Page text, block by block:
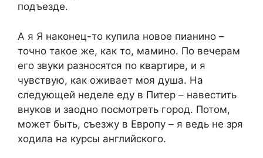
подъезде.
А я Я наконец-то купила новое пианино –
точно такое же, как то, мамино. По вечерам
его звуки разносятся по квартире, и я
чувствую, как оживает моя душа. На
следующей неделе еду в Питер – навестить
внуков и заодно посмотреть город. Потом,
может быть, съезжу в Европу – я ведь не зря
ходила на курсы английского.